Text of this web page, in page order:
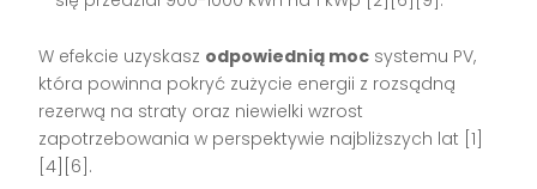
W efekcie uzyskasz odpowiednią moc systemu PV,
która powinna pokryć zużycie energii z rozsądną
rezerwą na straty oraz niewielki wzrost
zapotrzebowania w perspektywie najbliższych lat [1]
[4][6].